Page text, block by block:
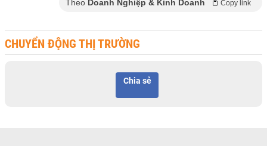
Theo Doanh Nghiệp & Kinh Doanh Copy link
CHUYỂN ĐỘNG THỊ TRƯỜNG
Chia sẻ